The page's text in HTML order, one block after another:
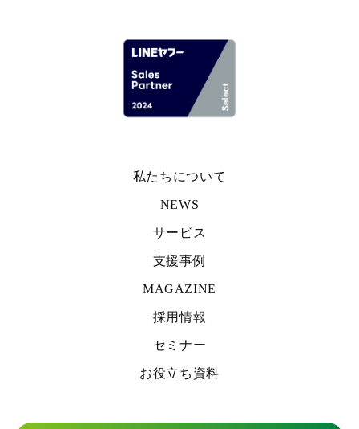
私たちについて
NEWS
サービス
支援事例
MAGAZINE
採用情報
セミナー
お役立ち資料